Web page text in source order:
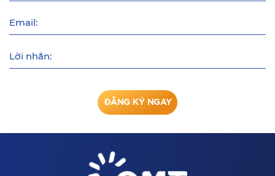
Email:
Lời nhắn:
ĐĂNG KÝ NGAY